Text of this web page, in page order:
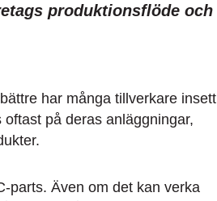
produktionsflöde och
har många tillverkare insett
på deras anläggningar,
parts. Även om det kan verka